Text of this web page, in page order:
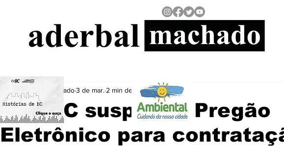
TCE-SC suspende Pregão
Eletrônico para
Aderbal Machado3 de mar. 2 min de leitura